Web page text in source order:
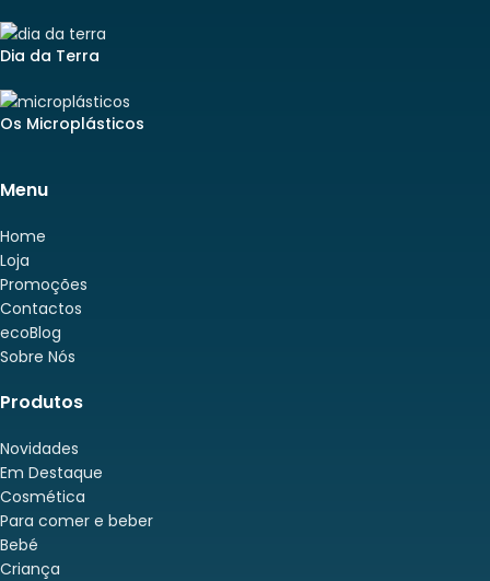
Dia da Terra
Os Microplásticos
Menu
Home
Loja
Promoções
Contactos
ecoBlog
Sobre Nós
Produtos
Novidades
Em Destaque
Cosmética
Para comer e beber
Bebé
Criança